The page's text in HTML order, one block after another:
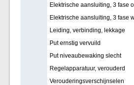
Elektrische aansluiting, 3 fase
Elektrische aansluiting, 3 fase
Leiding, verbinding, lekkage
Put ernstig vervuild
Put niveaubewaking slecht
Regelapparatuur, verouderd
Verouderingsverschijnselen